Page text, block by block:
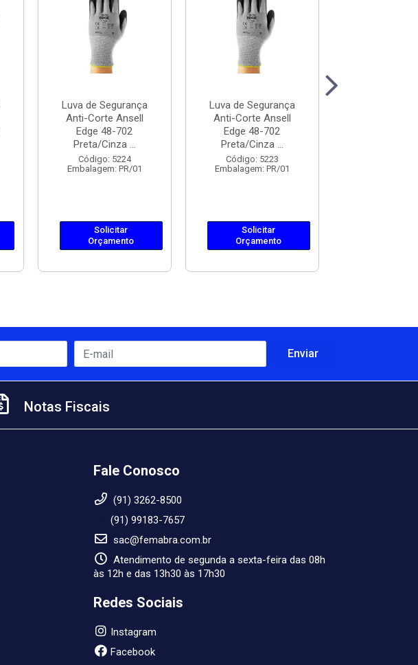
Luva de Segurança
Anti-Corte Ansell
Edge 48-702
Preta/Cinza ...
Código: 5224
Embalagem: PR/01
Solicitar
Orçamento
Luva de Segurança
Anti-Corte Ansell
Edge 48-702
Preta/Cinza ...
Código: 5223
Embalagem: PR/01
Solicitar
Orçamento
Notas Fiscais
Fale Conosco
(91) 3262-8500
(91) 99183-7657
sac@femabra.com.br
Atendimento de segunda a sexta-feira das 08h
às 12h e das 13h30 às 17h30
Redes Sociais
Instagram
Facebook